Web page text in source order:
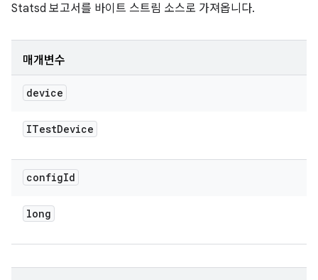
Statsd 보고서를 바이트 스트림 소스로 가져옵니다.
매개변수
device
ITestDevice
configId
long